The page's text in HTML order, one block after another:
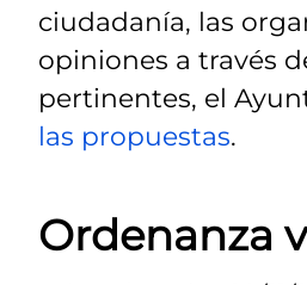
ciudadanía, las
opiniones a través
pertinentes, el
las propuestas.
Ordenanza